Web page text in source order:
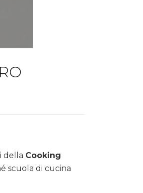
della Cooking
scuola di cucina